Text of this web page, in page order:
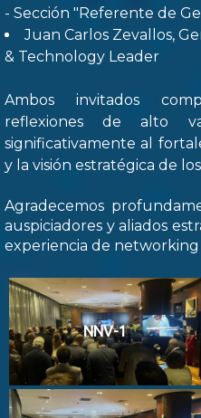
- Sección "Referente de
Juan Carlos Zevallos,
& Technology Leader
Ambos invitados
reflexiones de alto
significativamente al
y la visión estratégica de
Agradecemos
auspiciadores y aliados
experiencia de
NNV-1